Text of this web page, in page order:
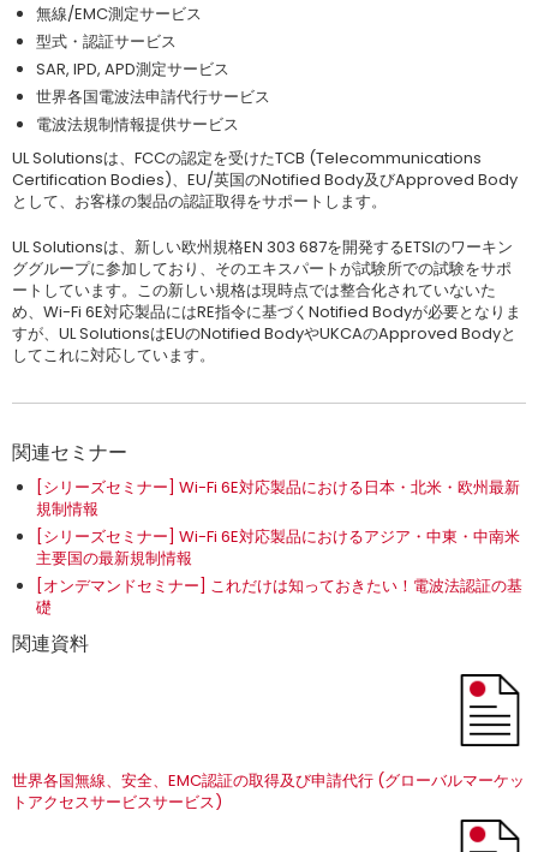
無線/EMC測定サービス
型式・認証サービス
SAR, IPD, APD測定サービス
世界各国電波法申請代行サービス
電波法規制情報提供サービス
UL Solutionsは、FCCの認定を受けたTCB (Telecommunications
Certification Bodies)、EU/英国のNotified Body及びApproved Body
として、お客様の製品の認証取得をサポートします。
UL Solutionsは、新しい欧州規格EN 303 687を開発するETSIのワーキン
ググループに参加しており、そのエキスパートが試験所での試験をサポ
ートしています。この新しい規格は現時点では整合化されていないた
め、Wi-Fi 6E対応製品にはRE指令に基づくNotified Bodyが必要となりま
すが、UL SolutionsはEUのNotified BodyやUKCAのApproved Bodyと
してこれに対応しています。
関連セミナー
[シリーズセミナー] Wi-Fi 6E対応製品における日本・北米・欧州最新
規制情報
[シリーズセミナー] Wi-Fi 6E対応製品におけるアジア・中東・中南米
主要国の最新規制情報
[オンデマンドセミナー] これだけは知っておきたい！電波法認証の基
礎
関連資料
世界各国無線、安全、EMC認証の取得及び申請代行 (グローバルマーケッ
トアクセスサービスサービス)